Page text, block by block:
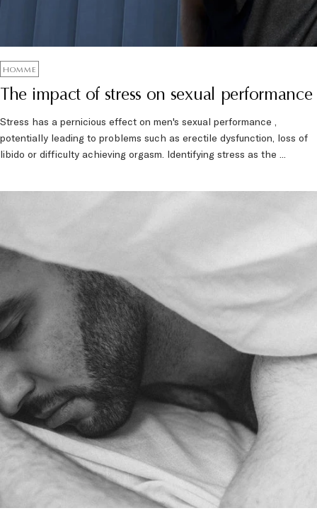
HOMME
The impact of stress on sexual performance
Stress has a pernicious effect on men's sexual performance ,
potentially leading to problems such as erectile dysfunction, loss of
libido or difficulty achieving orgasm. Identifying stress as the ...